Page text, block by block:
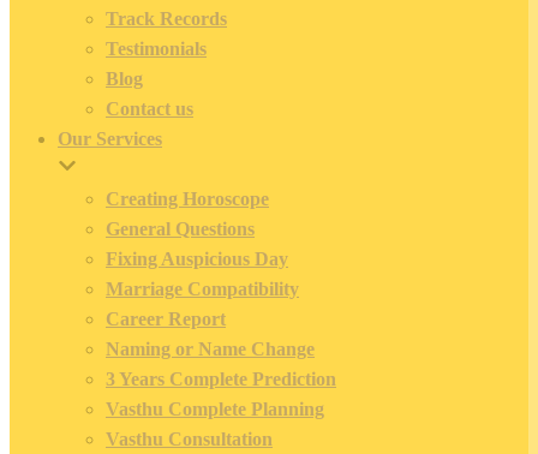
Track Records
Testimonials
Blog
Contact us
Our Services
Creating Horoscope
General Questions
Fixing Auspicious Day
Marriage Compatibility
Career Report
Naming or Name Change
3 Years Complete Prediction
Vasthu Complete Planning
Vasthu Consultation